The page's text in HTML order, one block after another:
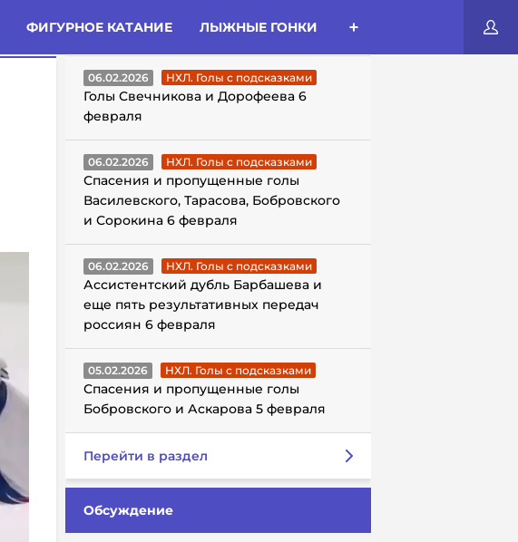
ФИГУРНОЕ КАТАНИЕ ЛЫЖНЫЕ ГОНКИ
ГОЛЫ С ПОДСКАЗКАМИ
06.02.2026 НХЛ. Голы с подсказками
Голы Свечникова и Дорофеева 6
февраля
06.02.2026 НХЛ. Голы с подсказками
Спасения и пропущенные голы
Василевского, Тарасова, Бобровского
и Сорокина 6 февраля
06.02.2026 НХЛ. Голы с подсказками
Ассистентский дубль Барбашева и
еще пять результативных передач
россиян 6 февраля
05.02.2026 НХЛ. Голы с подсказками
Спасения и пропущенные голы
Бобровского и Аскарова 5 февраля
Перейти в раздел
Обсуждение